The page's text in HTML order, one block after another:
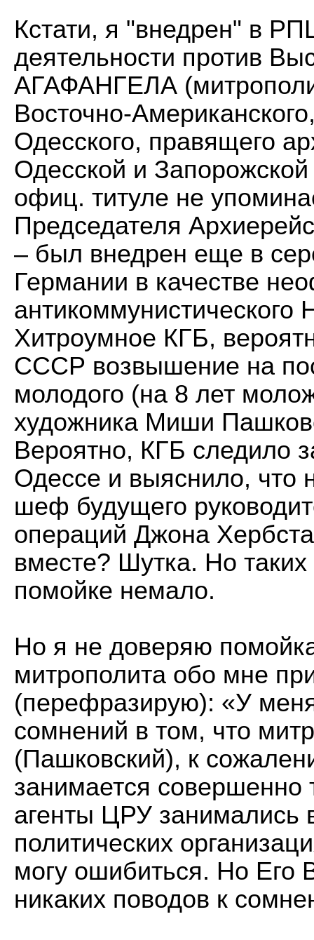
Кстати, я "внедрен" в
деятельности против
АГАФАНГЕЛА
Восточно-
Одесского, правящего
Одесской и
офиц. титуле не
Председателя
– был внедрен еще в
Германии в качестве
антикоммунистического
Хитроумное КГБ,
СССР возвышение на
молодого (на 8 лет
художника Миши
Вероятно, КГБ следило
Одессе и выяснило, что
шеф будущего
операций Джона
вместе? Шутка. Но
помойке немало.
Но я не доверяю
митрополита обо мне
(перефразирую): «У
сомнений в том, что
(Пашковский), к
занимается
агенты ЦРУ занимались
политических
могу ошибиться. Но Его
никаких поводов к